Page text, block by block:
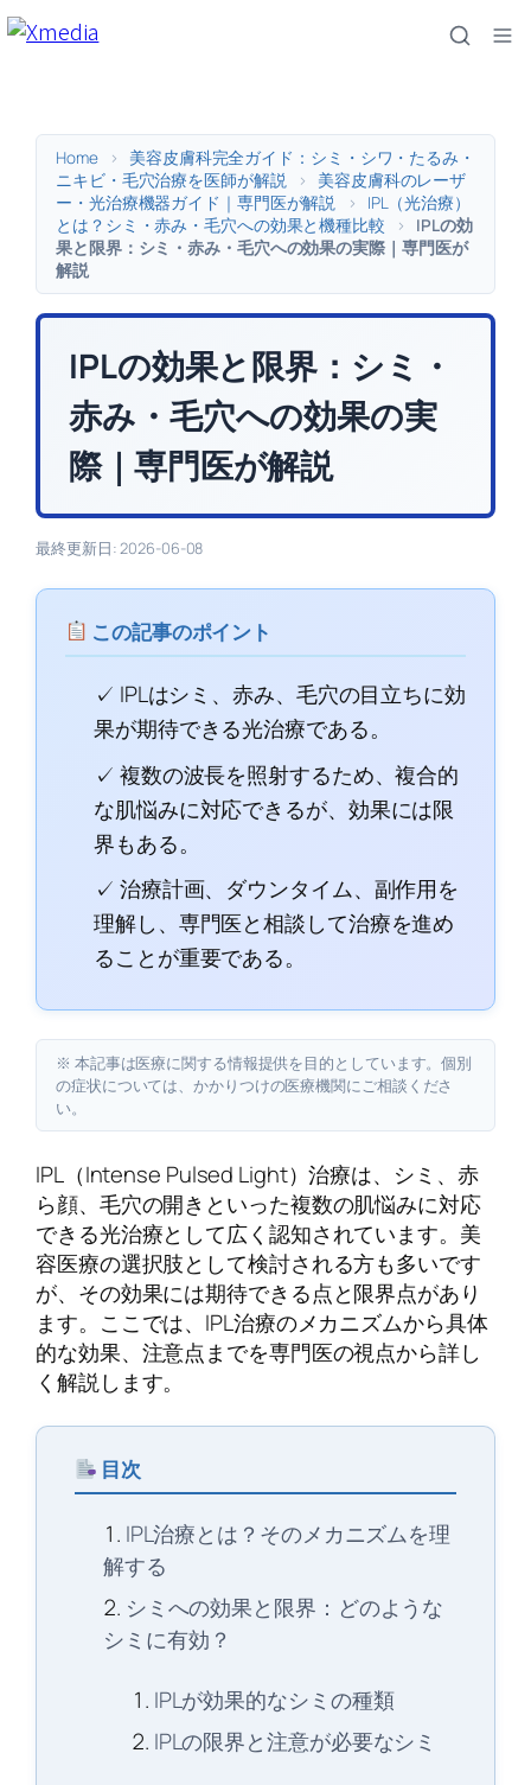
内
Home >
美容皮膚科完全ガイド：シミ・シワ・たるみ・
ニキビ・毛穴治療を医師が解説
>
美容皮膚科のレーザ
ー・光治療機器ガイド｜専門医が解説
>
IPL（光治療）
とは？シミ・赤み・毛穴への効果と機種比較
>
IPLの効
果と限界：シミ・赤み・毛穴への効果の実際｜専門医が
解説
IPLの効果と限界：シミ・
赤み・毛穴への効果の実
際｜専門医が解説
最終更新日: 2026-06-08
この記事のポイント
✓ IPLはシミ、赤み、毛穴の目立ちに効
果が期待できる光治療である。
✓ 複数の波長を照射するため、複合的
な肌悩みに対応できるが、効果には限
界もある。
✓ 治療計画、ダウンタイム、副作用を
理解し、専門医と相談して治療を進め
ることが重要である。
※ 本記事は医療に関する情報提供を目的としています。個別
の症状については、かかりつけの医療機関にご相談くださ
い。
IPL（Intense Pulsed Light）治療は、シミ、赤
ら顔、毛穴の開きといった複数の肌悩みに対応
できる光治療として広く認知されています。美
容医療の選択肢として検討される方も多いです
が、その効果には期待できる点と限界点があり
ます。ここでは、IPL治療のメカニズムから具体
的な効果、注意点までを専門医の視点から詳し
く解説します。
目次
IPL治療とは？そのメカニズムを理
解する
シミへの効果と限界：どのような
シミに有効？
IPLが効果的なシミの種類
IPLの限界と注意が必要なシミ